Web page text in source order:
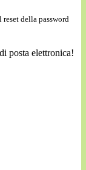
della password
posta elettronica!